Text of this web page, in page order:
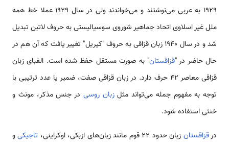
۱۹۲۹ به عربی می‌نوشتند و می‌خواندند ولی در سال ۱۹۲۹ عملا خط همه
ملل غیر اسلاوی اتحاد جماهیر شوروی سوسیالیستی به حروف لاتین تبدیل
شد و در سال ۱۹۴۰ زبان قزاقی به حروف "کیریل" تغییر یافت که آن هم در
حال حاضر در "قزاقستان" به صورت مستقل حفظ شده است. الفبای زبان
قزاقی معاصر ۴۲ حرف دارد. در زبان قزاقی صفت، ضمیر یا عدد ترتیبی با
توجه به مفهوم جمله می‌تواند مثلزبان روسی در جنس مذکر، مونث و
خنثی استفاده شود.
درقزاقستان زبان حدود ۲۲ قوم مانند زبان‌های ازبکی، اوکراینی، تاجیکیو